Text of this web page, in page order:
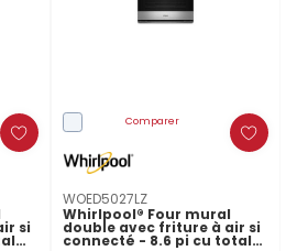
si
Comparer
WOED5027LZ
Whirlpool® Four mural
double avec friture à air si
connecté - 8.6 pi cu total